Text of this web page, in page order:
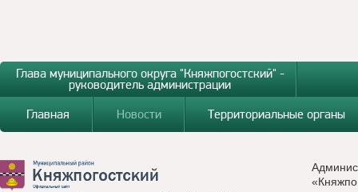
Глава муниципального округа "Княжпогостский" -
руководитель администрации
Главная
Новости Территориальные органы